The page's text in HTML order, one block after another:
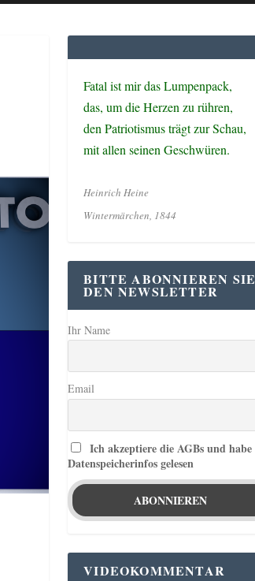
Fatal ist mir das Lumpenpack,
das, um die Herzen zu rühren,
den Patriotismus trägt zur Schau,
mit allen seinen Geschwüren.
Heinrich Heine
Wintermärchen, 1844
BITTE ABONNIEREN SIE
DEN NEWSLETTER
Ihr Name
Email
Ich akzeptiere die AGBs und habe
Datenspeicherinfos gelesen
VIDEOKOMMENTAR